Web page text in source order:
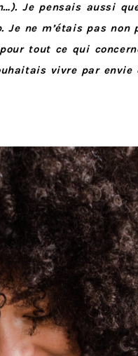
Je pensais aussi
ne m’étais pas non
tout ce qui
vivre par